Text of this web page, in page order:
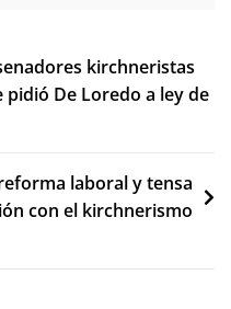
kirchneristas
De Loredo a ley de
laboral y tensa
con el kirchnerismo